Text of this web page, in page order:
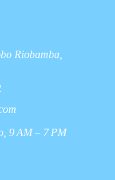
Riobamba,
9 AM – 7 PM